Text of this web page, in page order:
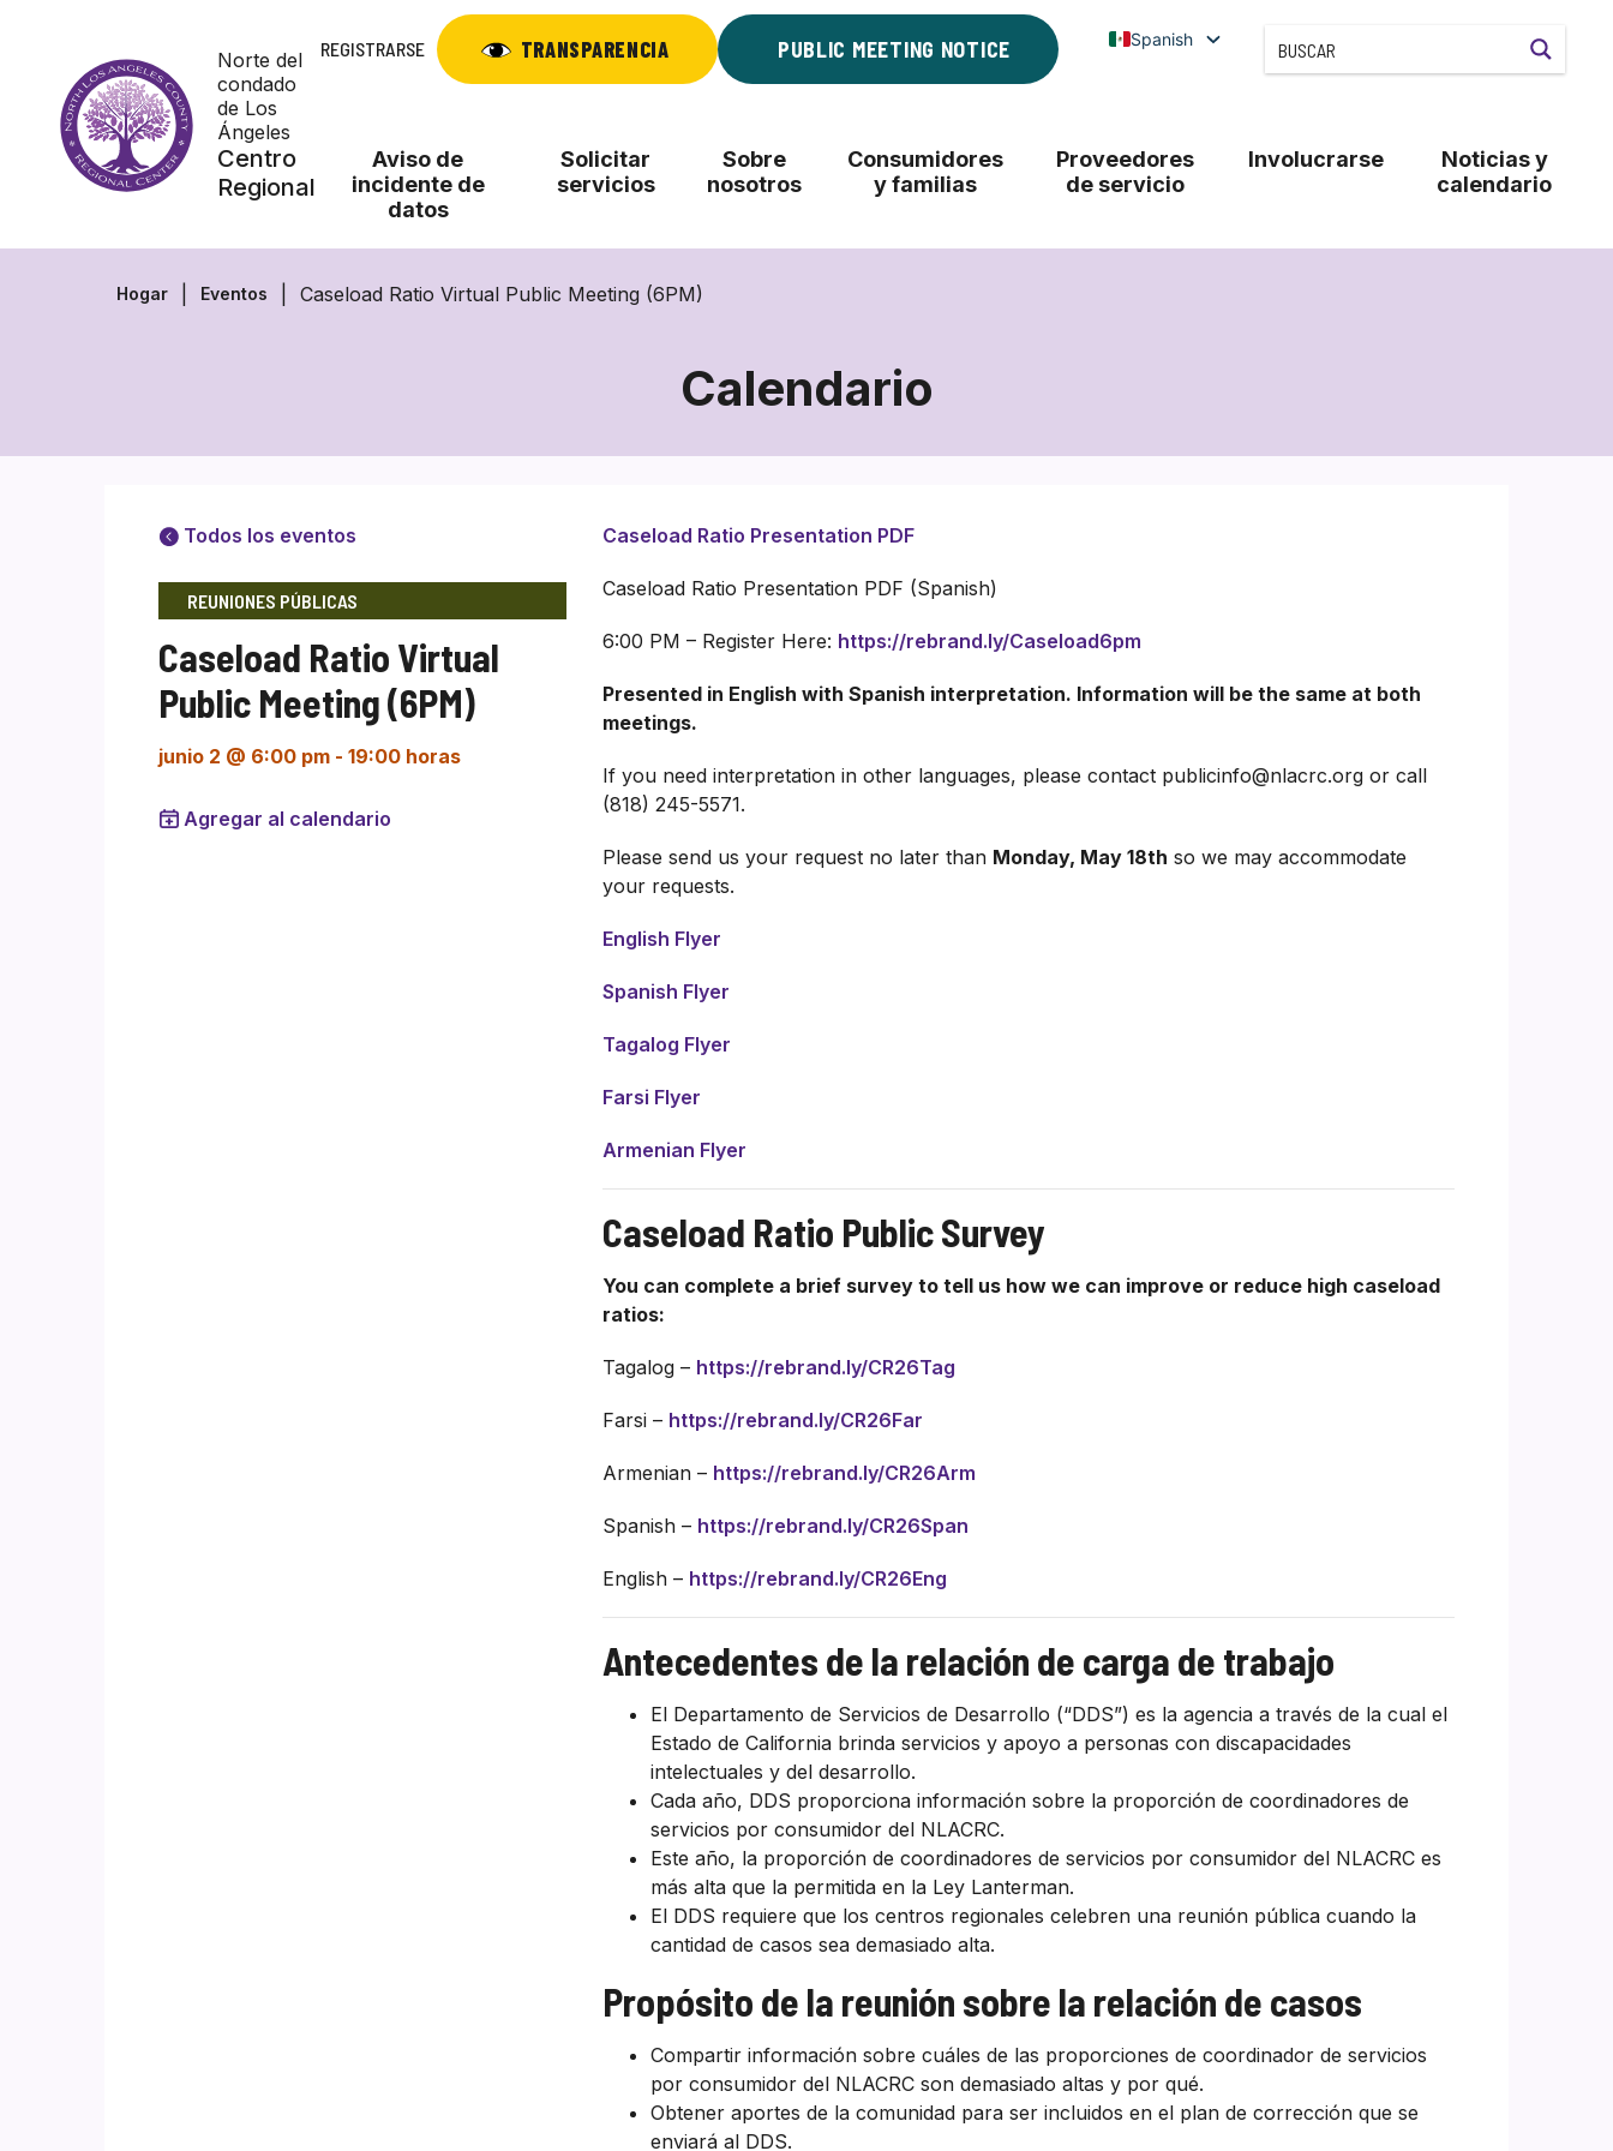
Norte del
condado
de Los
Ángeles
Centro
Regional
REGISTRARSE TRANSPARENCIA PUBLIC MEETING NOTICE Spanish
Aviso de
incidente de
datos
Solicitar
servicios
Sobre
nosotros
Consumidores
y familias
Proveedores
de servicio
Involucrarse
Noticias y
calendario
Hogar Eventos Caseload Ratio Virtual Public Meeting (6PM)
Calendario
Todos los eventos
REUNIONES PÚBLICAS
Caseload Ratio Virtual
Public Meeting (6PM)
junio 2 @ 6:00 pm - 19:00 horas
Agregar al calendario
Caseload Ratio Presentation PDF
Caseload Ratio Presentation PDF (Spanish)
6:00 PM – Register Here: https://rebrand.ly/Caseload6pm
Presented in English with Spanish interpretation. Information will be the same at both
meetings.
If you need interpretation in other languages, please contact publicinfo@nlacrc.org or call
(818) 245-5571.
Please send us your request no later than Monday, May 18th so we may accommodate
your requests.
English Flyer
Spanish Flyer
Tagalog Flyer
Farsi Flyer
Armenian Flyer
Caseload Ratio Public Survey
You can complete a brief survey to tell us how we can improve or reduce high caseload
ratios:
Tagalog – https://rebrand.ly/CR26Tag
Farsi – https://rebrand.ly/CR26Far
Armenian – https://rebrand.ly/CR26Arm
Spanish – https://rebrand.ly/CR26Span
English – https://rebrand.ly/CR26Eng
Antecedentes de la relación de carga de trabajo
El Departamento de Servicios de Desarrollo (“DDS”) es la agencia a través de la cual el
Estado de California brinda servicios y apoyo a personas con discapacidades
intelectuales y del desarrollo.
Cada año, DDS proporciona información sobre la proporción de coordinadores de
servicios por consumidor del NLACRC.
Este año, la proporción de coordinadores de servicios por consumidor del NLACRC es
más alta que la permitida en la Ley Lanterman.
El DDS requiere que los centros regionales celebren una reunión pública cuando la
cantidad de casos sea demasiado alta.
Propósito de la reunión sobre la relación de casos
Compartir información sobre cuáles de las proporciones de coordinador de servicios
por consumidor del NLACRC son demasiado altas y por qué.
Obtener aportes de la comunidad para ser incluidos en el plan de corrección que se
enviará al DDS.